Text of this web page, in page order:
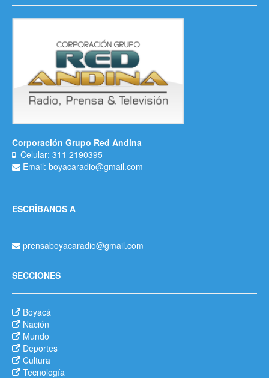
Corporación Grupo Red Andina
Celular: 311 2190395
Email: boyacaradio@gmail.com
ESCRÍBANOS A
prensaboyacaradio@gmail.com
SECCIONES
Boyacá
Nación
Mundo
Deportes
Cultura
Tecnología